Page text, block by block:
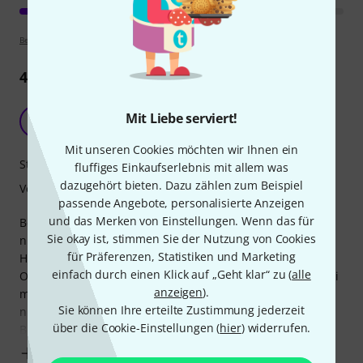
Mit Liebe serviert!
Mit unseren Cookies möchten wir Ihnen ein
fluffiges Einkaufserlebnis mit allem was
dazugehört bieten. Dazu zählen zum Beispiel
passende Angebote, personalisierte Anzeigen
und das Merken von Einstellungen. Wenn das für
Sie okay ist, stimmen Sie der Nutzung von Cookies
für Präferenzen, Statistiken und Marketing
einfach durch einen Klick auf „Geht klar“ zu (alle
anzeigen).
Sie können Ihre erteilte Zustimmung jederzeit
über die Cookie-Einstellungen (hier) widerrufen.
Bewertungsrichtlinien
4Rezensionen
K Preiswert mit entsprechender Qualität
Bei einem preis von knapp 60 Euro kann man prinzipiell
nicht meckern, wenn man bedenkt dass ein vergleichbarer
Hocker sonst gut das Doppelte kostet.
Optisch ist er ansprechend gestaltet. Er ist gut foliert wobei
mir, ehrlich gesagt, die Holzmaserung fehlt. Die Folie ist,
nichts desto Trotz, vernünftig verklebt und hat nirgendwo
Blasen. Störend ist für mich die
Mehr anzeigen
Stabilität
Verarbeitung